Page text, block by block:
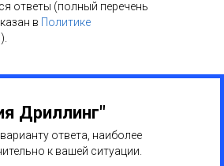
ответы (полный перечень
в Политике
).
Дриллинг"
ответа, наиболее
к вашей ситуации.